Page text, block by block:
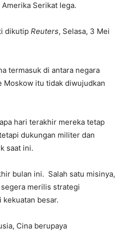
Serikat lega.
dikutip Reuters, Selasa, 3 Mei
termasuk di antara negara
Moskow itu tidak diwujudkan
hari terakhir mereka tetap
dukungan militer dan
saat ini.
bulan ini. Salah satu misinya,
merilis strategi
kekuatan besar.
Cina berupaya